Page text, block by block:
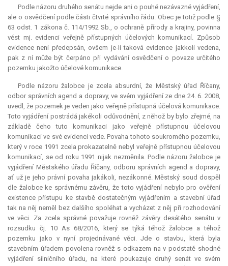
Podle názoru druhého senátu nejde ani o pouhé nezávazné vyjádření,
ale o osvědčení podle části čtvrté správního řádu. Obec je totiž podle §
63 odst. 1 zákona č. 114/1992 Sb., o ochraně přírody a krajiny, povinna
vést mj. evidenci veřejně přístupných účelových komunikací. Způsob
evidence není předepsán, ovšem je-li taková evidence jakkoli vedena,
pak z ní může být čerpáno při vydávání osvědčení o povaze určitého
pozemku jakožto účelové komunikace.
Podle názoru žalobce je zcela absurdní, že Městský úřad Říčany,
odbor správních agend a dopravy, ve svém vyjádření ze dne 24. 6. 2008,
uvedl, že pozemek je veden jako veřejně přístupná účelová komunikace.
Toto vyjádření postrádá jakékoli odůvodnění, z něhož by bylo zřejmé, na
základě čeho tuto komunikaci jako veřejně přístupnou účelovou
komunikaci ve své evidenci vede. Povaha tohoto soukromého pozemku,
který v roce 1991 zcela prokazatelně nebyl veřejně přístupnou účelovou
komunikací, se od roku 1991 nijak nezměnila. Podle názoru žalobce je
vyjádření Městského úřadu Říčany, odboru správních agend a dopravy,
ať už je jeho právní povaha jakákoli, nezákonné. Městský soud dospěl
dle žalobce ke správnému závěru, že toto vyjádření nebylo pro ověření
existence přístupu ke stavbě dostatečným vyjádřením a stavební úřad
tak na něj neměl bez dalšího spoléhat a vycházet z něj při rozhodování
ve věci. Za zcela správné považuje rovněž závěry desátého senátu v
rozsudku čj. 10 As 68/2016, který se týká téhož žalobce a téhož
pozemku jako v nyní projednávané věci. Jde o stavbu, která byla
stavebním úřadem povolena rovněž s odkazem na v podstatě shodné
vyjádření silničního úřadu, na které poukazuje druhý senát ve svém